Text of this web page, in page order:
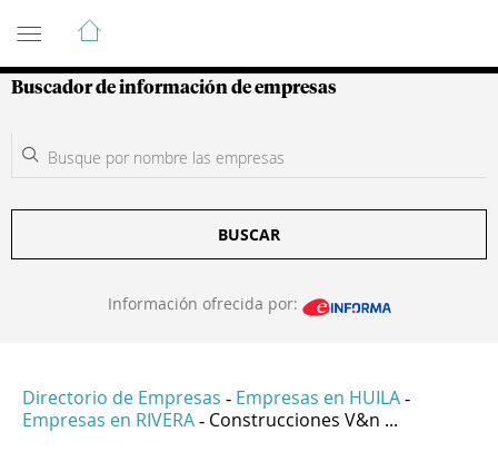
Guía de Empresas Colombianas
Buscador de información de empresas
BUSCAR
Información ofrecida por:
Directorio de Empresas - Empresas en HUILA -
Empresas en RIVERA - Construcciones V&n ...